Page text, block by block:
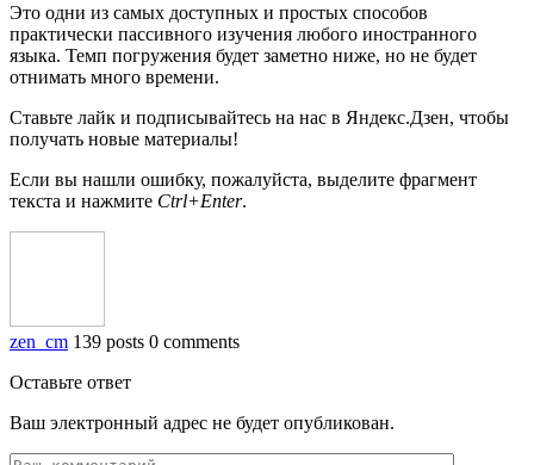
Это одни из самых доступных и простых способов
практически пассивного изучения любого иностранного
языка. Темп погружения будет заметно ниже, но не будет
отнимать много времени.
Ставьте лайк и подписывайтесь на нас в Яндекс.Дзен, чтобы
получать новые материалы!
Если вы нашли ошибку, пожалуйста, выделите фрагмент
текста и нажмите Ctrl+Enter.
zen_cm 139 posts 0 comments
Оставьте ответ
Ваш электронный адрес не будет опубликован.